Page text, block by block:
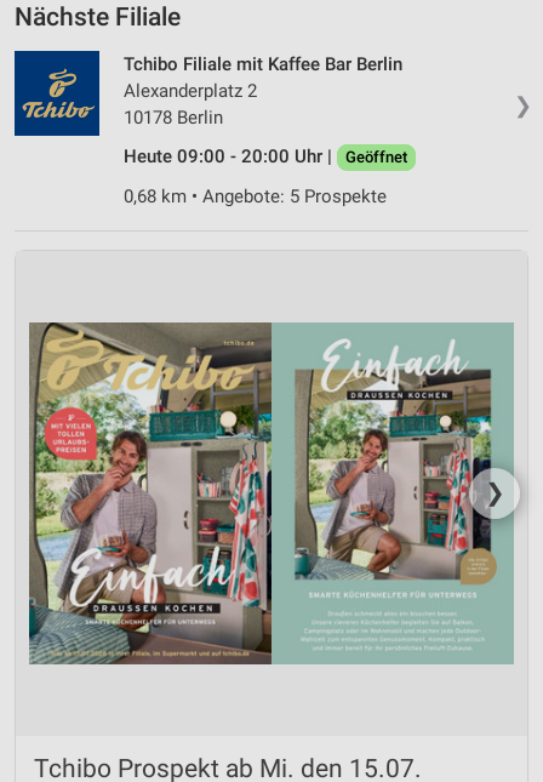
Nächste Filiale
❯
Tchibo Filiale mit Kaffee Bar Berlin
Alexanderplatz 2
10178 Berlin
Heute 09:00 - 20:00 Uhr |
Geöffnet
0,68 km • Angebote: 5 Prospekte
❯
Tchibo Prospekt ab Mi. den 15.07.